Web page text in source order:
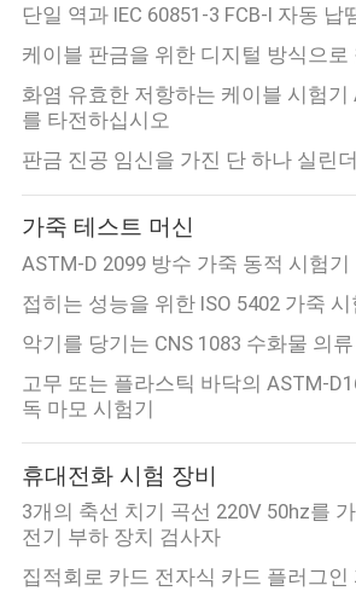
단일 역과 IEC 60851-3 FCB-I 자동 납
케이블 판금을 위한 디지털 방식으로
화염 유효한 저항하는 케이블 시험기
를 타전하십시오
판금 진공 임신을 가진 단 하나 실린
가죽 테스트 머신
ASTM-D 2099 방수 가죽 동적 시험기
접히는 성능을 위한 ISO 5402 가죽 시
악기를 당기는 CNS 1083 수화물 의
고무 또는 플라스틱 바닥의 ASTM-
독 마모 시험기
휴대전화 시험 장비
3개의 축선 치기 곡선 220V 50hz를
전기 부하 장치 검사자
집적회로 카드 전자식 카드 플러그인